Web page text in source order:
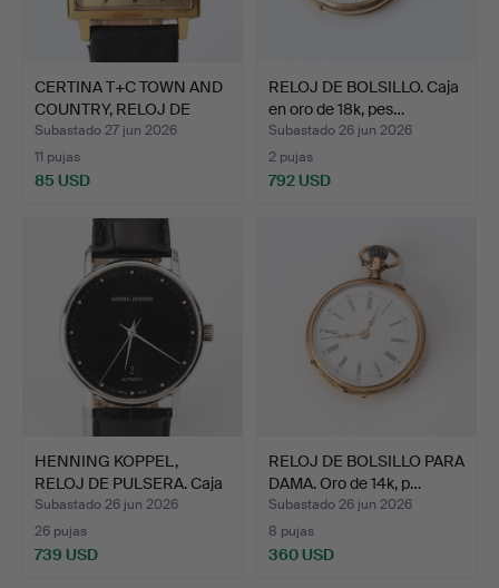
CERTINA T+C TOWN AND
COUNTRY, RELOJ DE
PUL…
Subastado 27 jun 2026
11 pujas
85 USD
RELOJ DE BOLSILLO. Caja
en oro de 18k, pes…
Subastado 26 jun 2026
2 pujas
792 USD
HENNING KOPPEL,
RELOJ DE PULSERA. Caja
de …
Subastado 26 jun 2026
26 pujas
739 USD
RELOJ DE BOLSILLO PARA
DAMA. Oro de 14k, p…
Subastado 26 jun 2026
8 pujas
360 USD